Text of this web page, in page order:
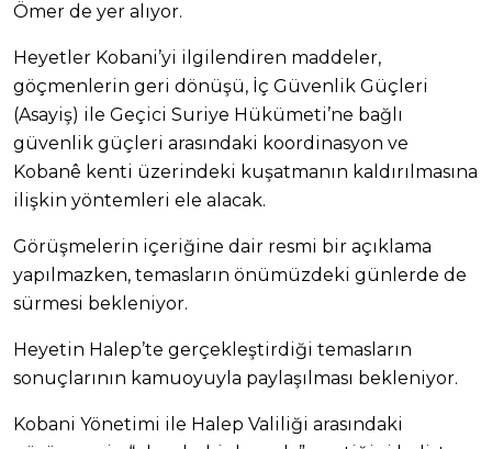
Ömer de yer alıyor.
Heyetler Kobani’yi ilgilendiren maddeler,
göçmenlerin geri dönüşü, İç Güvenlik Güçleri
(Asayiş) ile Geçici Suriye Hükümeti’ne bağlı
güvenlik güçleri arasındaki koordinasyon ve
Kobanê kenti üzerindeki kuşatmanın kaldırılmasına
ilişkin yöntemleri ele alacak.
Görüşmelerin içeriğine dair resmi bir açıklama
yapılmazken, temasların önümüzdeki günlerde de
sürmesi bekleniyor.
Heyetin Halep’te gerçekleştirdiği temasların
sonuçlarının kamuoyuyla paylaşılması bekleniyor.
Kobani Yönetimi ile Halep Valiliği arasındaki